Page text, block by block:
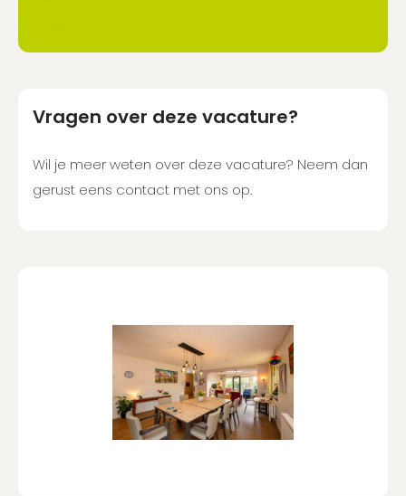
Vragen over deze vacature?
Wil je meer weten over deze vacature? Neem dan
gerust eens contact met ons op.